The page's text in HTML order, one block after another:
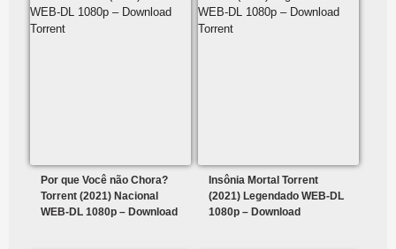
Por que Você não Chora?
Torrent (2021) Nacional
WEB-DL 1080p – Download
Insônia Mortal Torrent
(2021) Legendado WEB-DL
1080p – Download